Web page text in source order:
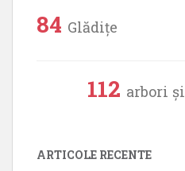
84 Glădițe
112 arbori și
ARTICOLE RECENTE